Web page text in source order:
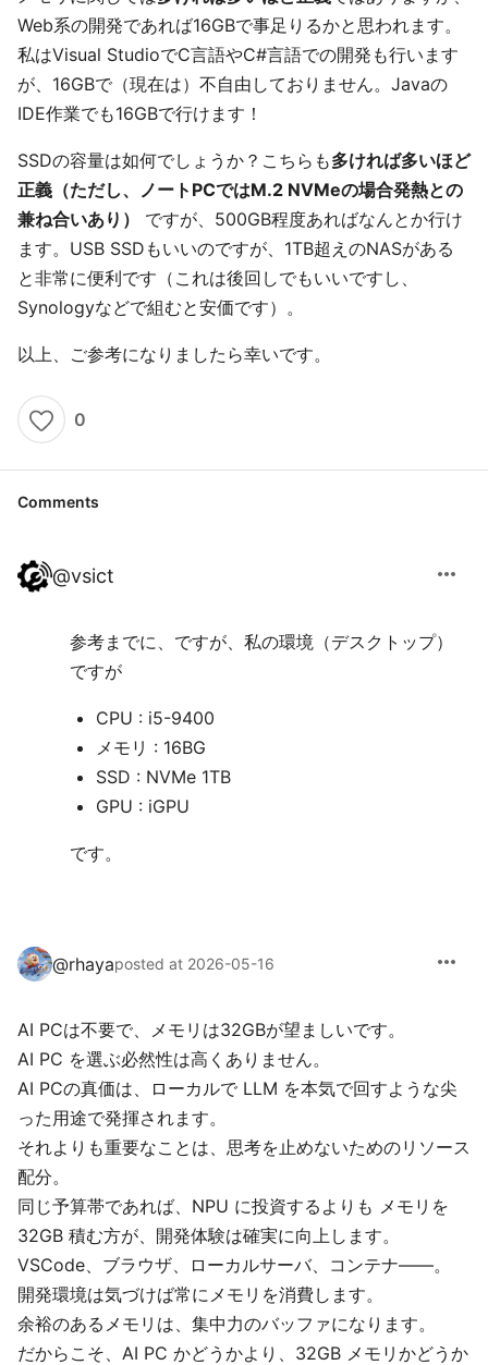
Web系の開発であれば16GBで事足りるかと思われます。
私はVisual StudioでC言語やC#言語での開発も行います
が、16GBで（現在は）不自由しておりません。Javaの
IDE作業でも16GBで行けます！
SSDの容量は如何でしょうか？こちらも多ければ多いほど
正義（ただし、ノートPCではM.2 NVMeの場合発熱との
兼ね合いあり）
ですが、500GB程度あればなんとか行け
ます。USB SSDもいいのですが、1TB超えのNASがある
と非常に便利です（これは後回しでもいいですし、
Synologyなどで組むと安価です）。
以上、ご参考になりましたら幸いです。
0
Comments
@vsict more_horiz
参考までに、ですが、私の環境（デスクトップ）
ですが
CPU : i5-9400
メモリ : 16BG
SSD : NVMe 1TB
GPU : iGPU
です。
@rhayaposted at 2026-05-16 more_horiz
AI PCは不要で、メモリは32GBが望ましいです。
AI PC を選ぶ必然性は高くありません。
AI PCの真価は、ローカルで LLM を本気で回すような尖
った用途で発揮されます。
それよりも重要なことは、思考を止めないためのリソース
配分。
同じ予算帯であれば、NPU に投資するよりも メモリを
32GB 積む方が、開発体験は確実に向上します。
VSCode、ブラウザ、ローカルサーバ、コンテナ――。
開発環境は気づけば常にメモリを消費します。
余裕のあるメモリは、集中力のバッファになります。
だからこそ、AI PC かどうかより、32GB メモリかどうか